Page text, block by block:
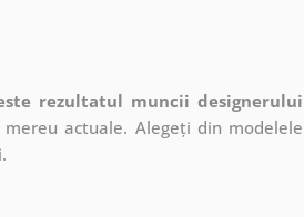
rezultatul muncii designerului
actuale. Alegeți din modelele